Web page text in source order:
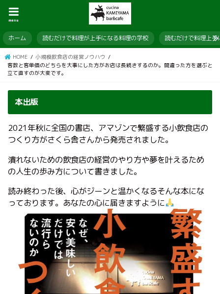
menu
ホーム 読むだけで料理が上手になる料理の学校 読むだけで料理上
HOME
小規模飲食店の経営ノウハウ
客数と客単価のどちらを大事にした方がお店は長続きするのか。間違った方を選ぶと
立て直すのが大変です。
本出版
2021年秋に全国の書店、アマゾンで繁盛する小飲食店の
つくり方がさくら舎さんから発売されました。
潰れないための飲食店の経営のやり方や夢を叶えるため
の人生の歩み方について書きました。
読み終わった後、心がジーンと温かくなるそんな本にな
っております。あなたの心に届きますように